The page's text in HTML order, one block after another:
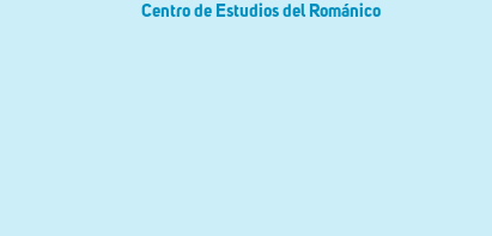
Centro de Estudios del Románico